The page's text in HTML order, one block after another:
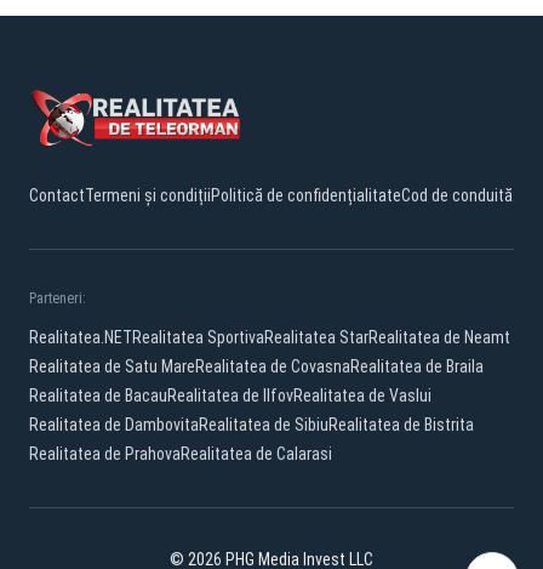
ContactTermeni și condițiiPolitică de confidențialitateCod de conduită
Parteneri:
Realitatea.NETRealitatea SportivaRealitatea StarRealitatea de Neamt
Realitatea de Satu MareRealitatea de CovasnaRealitatea de Braila
Realitatea de BacauRealitatea de IlfovRealitatea de Vaslui
Realitatea de DambovitaRealitatea de SibiuRealitatea de Bistrita
Realitatea de PrahovaRealitatea de Calarasi
© 2026 PHG Media Invest LLC